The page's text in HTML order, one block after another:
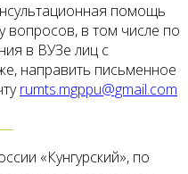
помощь
вопросов, в том числе по
в ВУЗе лиц с
направить письменное
rumts.mgppu@gmail.com
«Кунгурский», по